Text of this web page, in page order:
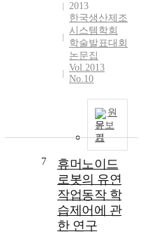
2013
한국생산제조
시스템학회
학술발표대회
논문집
Vol.2013
No.10
원
문보
기
7
휴머노이드
로봇의 유연
작업동작 학
습제어에 관
한 연구